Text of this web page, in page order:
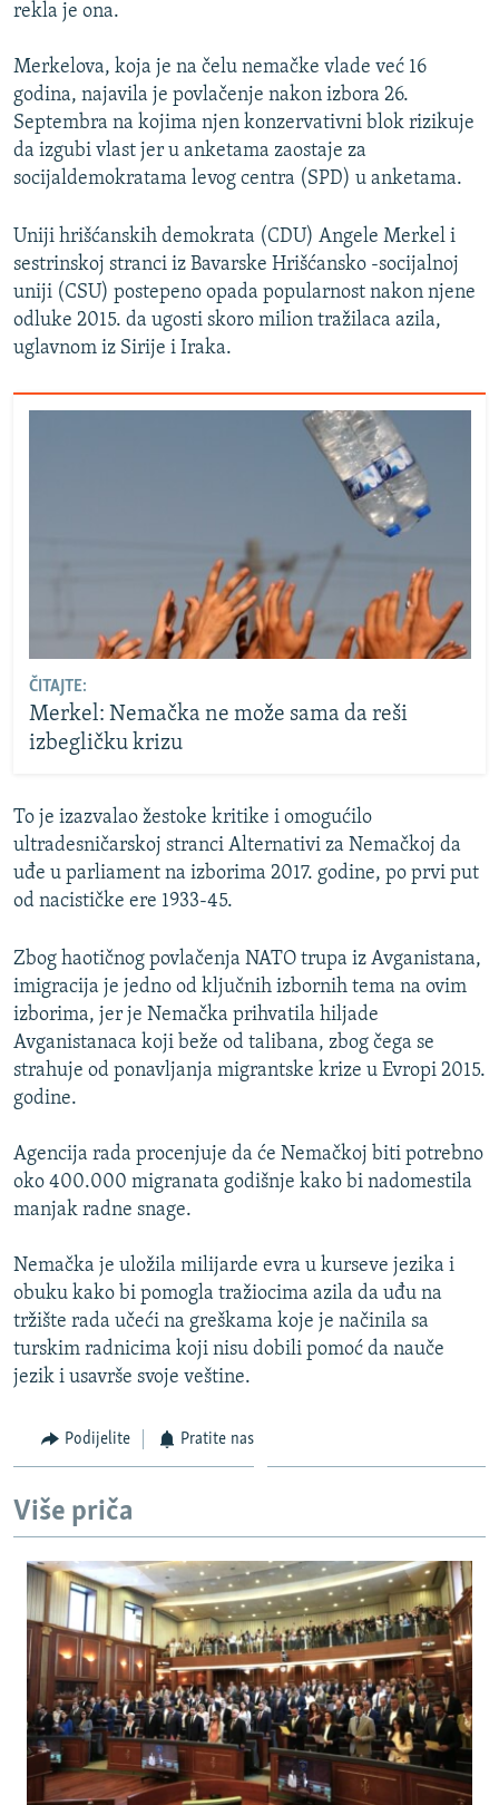
rekla je ona.
Merkelova, koja je na čelu nemačke vlade već 16
godina, najavila je povlačenje nakon izbora 26.
Septembra na kojima njen konzervativni blok rizikuje
da izgubi vlast jer u anketama zaostaje za
socijaldemokratama levog centra (SPD) u anketama.
Uniji hrišćanskih demokrata (CDU) Angele Merkel i
sestrinskoj stranci iz Bavarske Hrišćansko -socijalnoj
uniji (CSU) postepeno opada popularnost nakon njene
odluke 2015. da ugosti skoro milion tražilaca azila,
uglavnom iz Sirije i Iraka.
ČITAJTE:
Merkel: Nemačka ne može sama da reši
izbegličku krizu
To je izazvalao žestoke kritike i omogućilo
ultradesničarskoj stranci Alternativi za Nemačkoj da
uđe u parliament na izborima 2017. godine, po prvi put
od nacističke ere 1933-45.
Zbog haotičnog povlačenja NATO trupa iz Avganistana,
imigracija je jedno od ključnih izbornih tema na ovim
izborima, jer je Nemačka prihvatila hiljade
Avganistanaca koji beže od talibana, zbog čega se
strahuje od ponavljanja migrantske krize u Evropi 2015.
godine.
Agencija rada procenjuje da će Nemačkoj biti potrebno
oko 400.000 migranata godišnje kako bi nadomestila
manjak radne snage.
Nemačka je uložila milijarde evra u kurseve jezika i
obuku kako bi pomogla tražiocima azila da uđu na
tržište rada učeći na greškama koje je načinila sa
turskim radnicima koji nisu dobili pomoć da nauče
jezik i usavrše svoje veštine.
Podijelite Pratite nas
Više priča